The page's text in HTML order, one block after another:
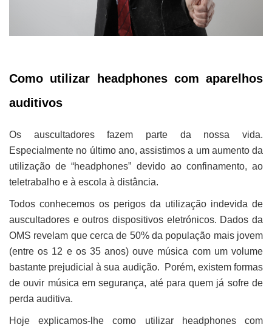
Como utilizar headphones com aparelhos
auditivos
Os auscultadores fazem parte da nossa vida.
Especialmente no último ano, assistimos a um aumento da
utilização de “headphones” devido ao confinamento, ao
teletrabalho e à escola à distância.
Todos conhecemos os perigos da utilização indevida de
auscultadores e outros dispositivos eletrónicos. Dados da
OMS revelam que cerca de 50% da população mais jovem
(entre os 12 e os 35 anos) ouve música com um volume
bastante prejudicial à sua audição. Porém, existem formas
de ouvir música em segurança, até para quem já sofre de
perda auditiva.
Hoje explicamos-lhe como utilizar headphones com